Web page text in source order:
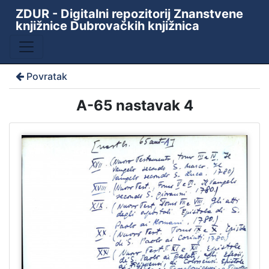
ZDUR - Digitalni repozitorij Znanstvene
knjižnice Dubrovačkih knjižnica
Povratak
A-65 nastavak 4